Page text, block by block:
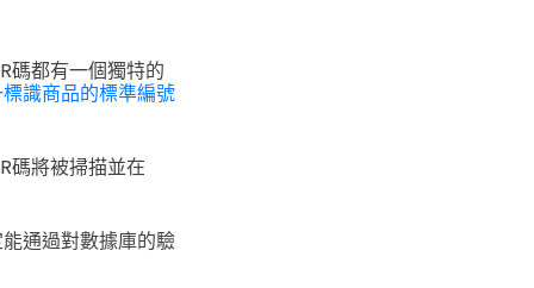
碼都有一個獨特的
識商品的標準編號
碼將被掃描並在
通過對數據庫的驗